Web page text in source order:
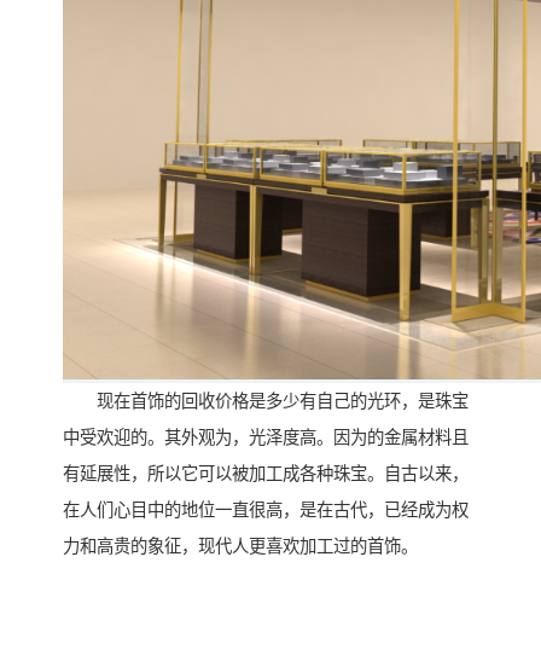
现在首饰的回收价格是多少有自己的光环，是珠宝
中受欢迎的。其外观为，光泽度高。因为的金属材料且
有延展性，所以它可以被加工成各种珠宝。自古以来，
在人们心目中的地位一直很高，是在古代，已经成为权
力和高贵的象征，现代人更喜欢加工过的首饰。